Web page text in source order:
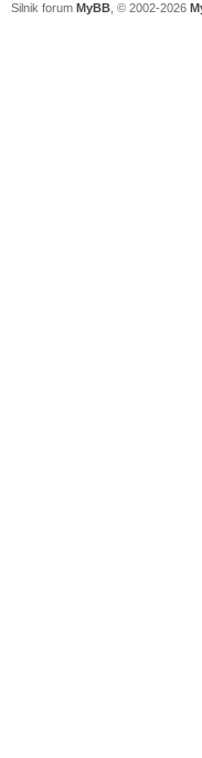
Silnik forum MyBB , © 2002-2026